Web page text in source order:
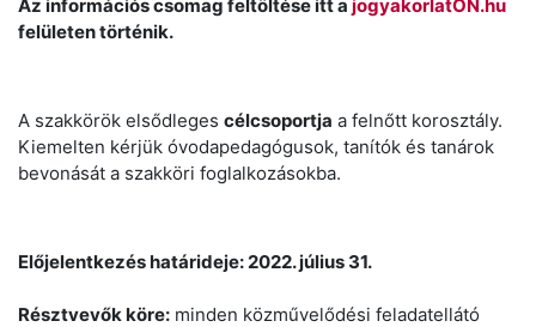
Az információs csomag feltöltése itt a jogyakorlatON.hu
felületen történik.
A szakkörök elsődleges célcsoportja a felnőtt korosztály.
Kiemelten kérjük óvodapedagógusok, tanítók és tanárok
bevonását a szakköri foglalkozásokba.
Előjelentkezés határideje: 2022. július 31.
Résztvevők köre: minden közművelődési feladatellátó